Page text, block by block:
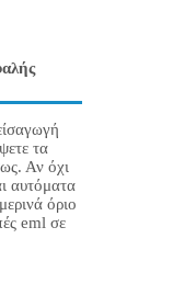
τα
Αν όχι
αυτόματα
όριο
eml σε